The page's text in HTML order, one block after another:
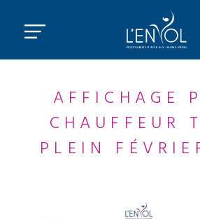
AFFICHAGE
CHAUFFEUR
PLEIN